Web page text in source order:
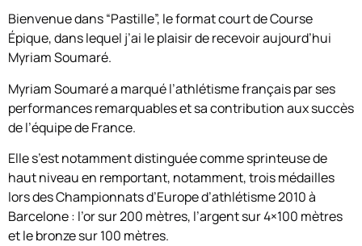
Bienvenue dans “Pastille”, le format court de Course
Épique, dans lequel j’ai le plaisir de recevoir aujourd’hui
Myriam Soumaré.
Myriam Soumaré a marqué l’athlétisme français par ses
performances remarquables et sa contribution aux succès
de l’équipe de France.
Elle s’est notamment distinguée comme sprinteuse de
haut niveau en remportant, notamment, trois médailles
lors des Championnats d’Europe d’athlétisme 2010 à
Barcelone : l’or sur 200 mètres, l’argent sur 4×100 mètres
et le bronze sur 100 mètres.